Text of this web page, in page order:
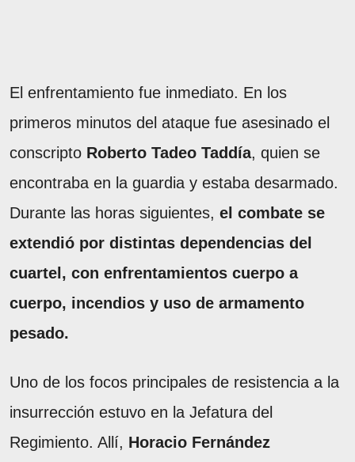
El enfrentamiento fue inmediato. En los
primeros minutos del ataque fue asesinado el
conscripto Roberto Tadeo Taddía, quien se
encontraba en la guardia y estaba desarmado.
Durante las horas siguientes, el combate se
extendió por distintas dependencias del
cuartel, con enfrentamientos cuerpo a
cuerpo, incendios y uso de armamento
pesado.
Uno de los focos principales de resistencia a la
insurrección estuvo en la Jefatura del
Regimiento. Allí, Horacio Fernández